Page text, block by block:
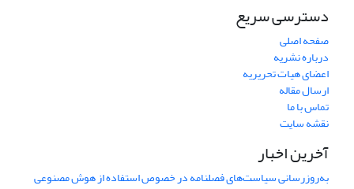
دسترسی سریع
صفحه اصلی
درباره نشریه
اعضای هیات تحریریه
ارسال مقاله
تماس با ما
نقشه سایت
آخرین اخبار
به‌روزرسانی سیاست‌های فصلنامه در خصوص استفاده از هوش مصنوعی